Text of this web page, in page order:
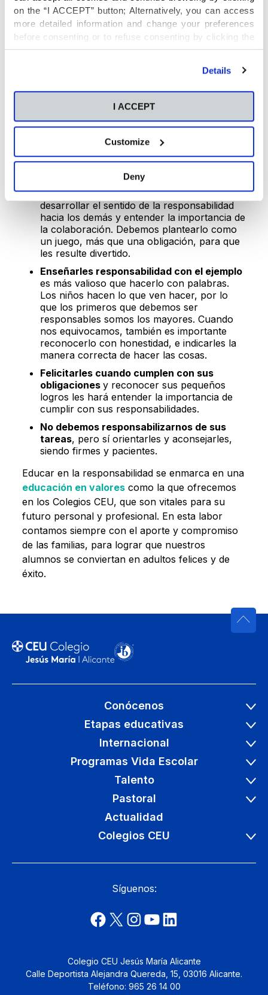
on the “I ACCEPT” button; Alternatively, you can access
more detailed information and change your preferences
before consenting or to refuse consenting by clicking the
"Personalize" button. For more information you can visit
Details
I ACCEPT
Customize
Deny
responsabilidad?
Debemos adaptarnos a la edad y capacidades
individuales de los niños, teniendo siempre
generarles tensión emocional. Así:
Hacer los debereses una buena manera de
que gestionen su tiempo por sí mismos,
horas de juego. Además, aprenderán a
lograr objetivos a través de la constancia.
Participar de las tareas del hogarles hará
desarrollar el sentido de la responsabilidad
hacia los demás y entender la importancia de
la colaboración. Debemos plantearlo como
un juego, más que una obligación, para que
les resulte divertido.
Enseñarles responsabilidad con el ejemplo
es más valioso que hacerlo con palabras.
Los niños hacen lo que ven hacer, por lo
que los primeros que debemos ser
responsables somos los mayores. Cuando
nos equivocamos, también es importante
reconocerlo con honestidad, e indicarles la
manera correcta de hacer las cosas.
Felicitarles cuando cumplen con sus
obligaciones y reconocer sus pequeños
logros les hará entender la importancia de
cumplir con sus responsabilidades.
No debemos responsabilizarnos de sus
tareas, pero sí orientarles y aconsejarles,
siendo firmes y pacientes.
Educar en la responsabilidad se enmarca en una
educación en valorescomo la que ofrecemos
en los Colegios CEU, que son vitales para su
futuro personal y profesional. En esta labor
contamos siempre con el aporte y compromiso
de las familias, para lograr que nuestros
alumnos se conviertan en adultos felices y de
éxito.
Conócenos
Etapas educativas
Internacional
Programas Vida Escolar
Talento
Pastoral
Actualidad
Colegios CEU
Síguenos:
Colegio CEU Jesús María Alicante
Calle Deportista Alejandra Quereda, 15, 03016 Alicante.
Teléfono: 965 26 14 00